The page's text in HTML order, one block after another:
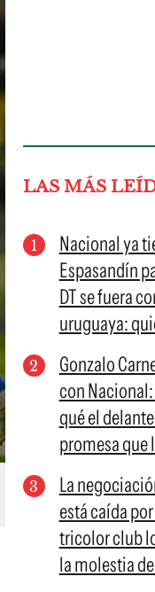
LAS MÁS
Nacional ya
Espasandín
DT se fuera
uruguaya:
Gonzalo
con
qué el
promesa que
La
está caída
tricolor club
la molestia